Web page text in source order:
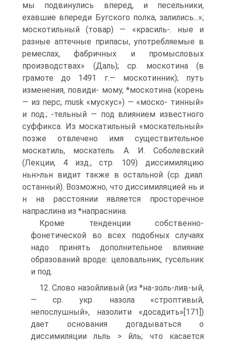
мы подвинулись вперед, и песельники,
ехавшие впереди Бугского полка, залились...»;
москотильный (товар) — «красиль-. ные и
разные аптечные припасы, употребляемые в
ремеслах, фабричных и промысловых
производствах» (Даль); ср. москотина (в
грамоте до 1491 г.— москотинник); путь
изменения, повиди- мому, *москотина (корень
— из перс, musk «мускус») — «моско- тинный»
и под.; -тельный — под влиянием известного
суффикса. Из москатильный «москательный»
позже отвлечено имя существительное
москатиль, москатель. А. И. Соболевский
(Лекции, 4 изд., стр. 109) диссимиляцию
ньн>льн видит также в остальной (ср. диал.
останный). Возможно, что диссимиляцией нь и
н на расстоянии является просторечное
напраслина из *напраснина.
Кроме тенденции собственно-
фонетической во всех подобных случаях
надо принять дополнительное влияние
образований вроде: целовальник, гусельник
и под.
12. Слово назойливый (из *на-золь-лив-ый,
— ср. укр. назола «строптивый,
непослушный», назолити «досадить»[171])
дает основания догадываться о
диссимиляции льль > йль; что касается